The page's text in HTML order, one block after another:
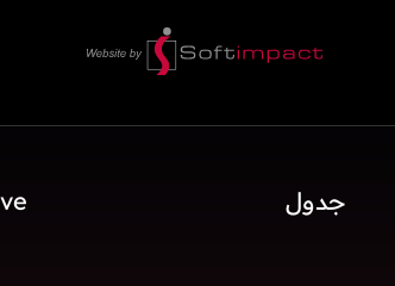
جدول